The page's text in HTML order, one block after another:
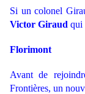
Si un colonel
Victor Giraud qui
Florimont
Avant de
Frontières, un